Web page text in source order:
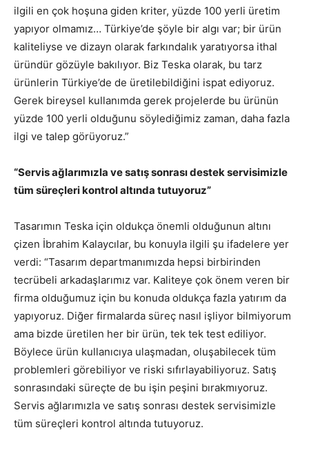
ilgili en çok hoşuna giden kriter, yüzde 100 yerli üretim
yapıyor olmamız… Türkiye’de şöyle bir algı var; bir ürün
kaliteliyse ve dizayn olarak farkındalık yaratıyorsa ithal
üründür gözüyle bakılıyor. Biz Teska olarak, bu tarz
ürünlerin Türkiye’de de üretilebildiğini ispat ediyoruz.
Gerek bireysel kullanımda gerek projelerde bu ürünün
yüzde 100 yerli olduğunu söylediğimiz zaman, daha fazla
ilgi ve talep görüyoruz.”
“Servis ağlarımızla ve satış sonrası destek servisimizle
tüm süreçleri kontrol altında tutuyoruz”
Tasarımın Teska için oldukça önemli olduğunun altını
çizen İbrahim Kalaycılar, bu konuyla ilgili şu ifadelere yer
verdi: “Tasarım departmanımızda hepsi birbirinden
tecrübeli arkadaşlarımız var. Kaliteye çok önem veren bir
firma olduğumuz için bu konuda oldukça fazla yatırım da
yapıyoruz. Diğer firmalarda süreç nasıl işliyor bilmiyorum
ama bizde üretilen her bir ürün, tek tek test ediliyor.
Böylece ürün kullanıcıya ulaşmadan, oluşabilecek tüm
problemleri görebiliyor ve riski sıfırlayabiliyoruz. Satış
sonrasındaki süreçte de bu işin peşini bırakmıyoruz.
Servis ağlarımızla ve satış sonrası destek servisimizle
tüm süreçleri kontrol altında tutuyoruz.